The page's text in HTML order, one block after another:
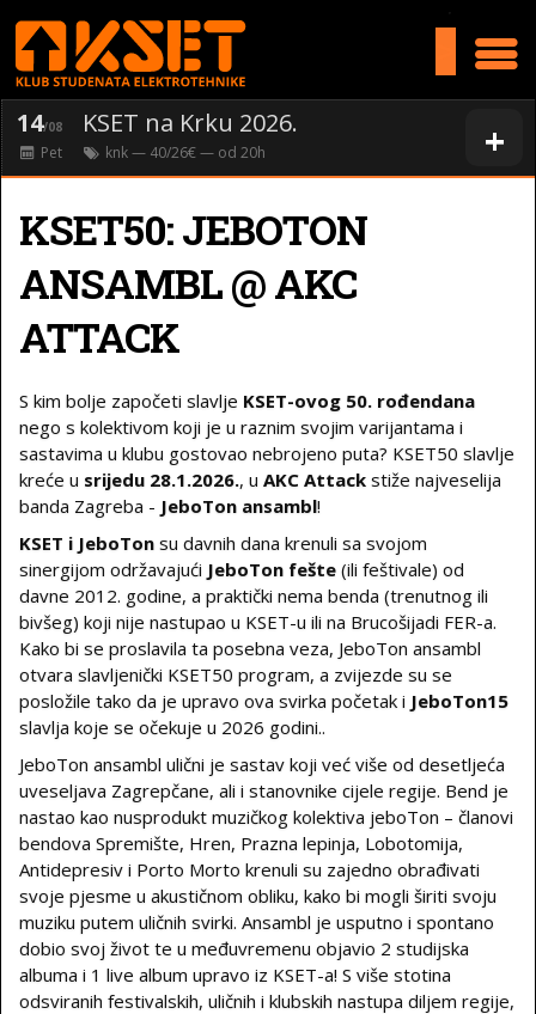
+
14/08 KSET na Krku 2026.
Pet knk— 40/26€ — od 20h
KSET50: JEBOTON
ANSAMBL @ AKC
ATTACK
S kim bolje započeti slavlje KSET-ovog 50. rođendana
nego s kolektivom koji je u raznim svojim varijantama i
sastavima u klubu gostovao nebrojeno puta? KSET50 slavlje
kreće u srijedu 28.1.2026., u AKC Attack stiže najveselija
banda Zagreba - JeboTon ansambl!
KSET i JeboTon su davnih dana krenuli sa svojom
sinergijom održavajući JeboTon fešte (ili feštivale) od
davne 2012. godine, a praktički nema benda (trenutnog ili
bivšeg) koji nije nastupao u KSET-u ili na Brucošijadi FER-a.
Kako bi se proslavila ta posebna veza, JeboTon ansambl
otvara slavljenički KSET50 program, a zvijezde su se
posložile tako da je upravo ova svirka početak i JeboTon15
slavlja koje se očekuje u 2026 godini..
JeboTon ansambl ulični je sastav koji već više od desetljeća
uveseljava Zagrepčane, ali i stanovnike cijele regije. Bend je
nastao kao nusprodukt muzičkog kolektiva jeboTon – članovi
bendova Spremište, Hren, Prazna lepinja, Lobotomija,
Antidepresiv i Porto Morto krenuli su zajedno obrađivati
svoje pjesme u akustičnom obliku, kako bi mogli širiti svoju
muziku putem uličnih svirki. Ansambl je usputno i spontano
dobio svoj život te u međuvremenu objavio 2 studijska
albuma i 1 live album upravo iz KSET-a! S više stotina
odsviranih festivalskih, uličnih i klubskih nastupa diljem regije,